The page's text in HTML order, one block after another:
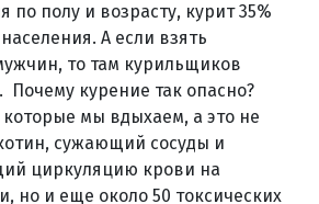
по полу и возрасту, курит 35%
А если взять
то там курильщиков
Почему курение так опасно?
мы вдыхаем, а это не
сужающий сосуды и
циркуляцию крови на
но и еще около 50 токсических